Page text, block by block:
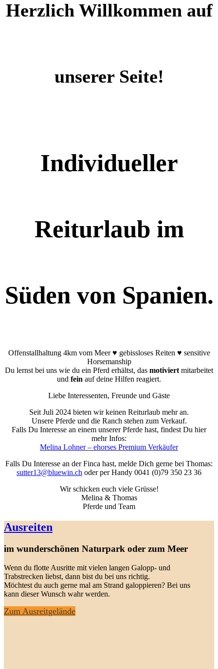
Herzlich Willkommen auf
unserer Seite!
Individueller
Reiturlaub im
Süden von Spanien.
Offenstallhaltung 4km vom Meer ♥ gebissloses Reiten ♥ sensitive
Horsemanship
Du lernst bei uns wie du ein Pferd erhältst, das motiviert mitarbeitet
und fein auf deine Hilfen reagiert.
Liebe Interessenten, Freunde und Gäste
Seit Juli 2024 bieten wir keinen Reiturlaub mehr an.
Unsere Pferde und die Ranch stehen zum Verkauf.
Falls Du Interesse an einem unserer Pferde hast, findest Du hier
mehr Infos:
Melina Lohner – ehorses Premium Verkäufer
Falls Du Interesse an der Finca hast, melde Dich gerne bei Thomas:
sutter13@bluewin.ch oder per Handy 0041 (0)79 350 23 36
Wir schicken euch viele Grüsse!
Melina & Thomas
Pferde und Team
Ausreiten
im wunderschönen Naturpark oder zum Meer
Wenn du flotte Ausritte mit vielen langen Galopp- und
Trabstrecken liebst, dann bist du bei uns richtig.
Möchtest du auch gerne mal am Strand galoppieren? Bei uns
kann dieser Wunsch wahr werden.
Zum Ausreitgelände